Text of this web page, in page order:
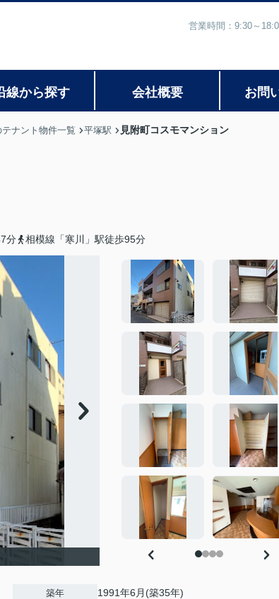
営業時間：9:30～
線から探す 会社概要 お問
ナント物件一覧 平塚駅 見附町コスモマンション
分 相模線「寒川」駅徒歩95分
築年 1991年6月(築35年)